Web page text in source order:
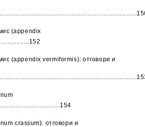
(appendix
(appendix vermiformis): отговори и
crassum): отговори и